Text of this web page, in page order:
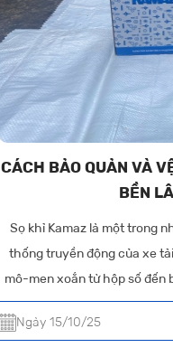
CÁCH BẢO QUẢN VÀ
BỀN
Sọ khỉ Kamaz là một trong
thống truyền động của xe
mô-men xoắn từ hộp số đến
liên tục trong môi trường
nếu không được bảo
Ngày 15/10/25